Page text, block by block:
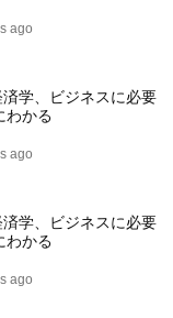
勇一が語る日
ago
学、ビジネスに必要
わかる
ago
学、ビジネスに必要
わかる
ago